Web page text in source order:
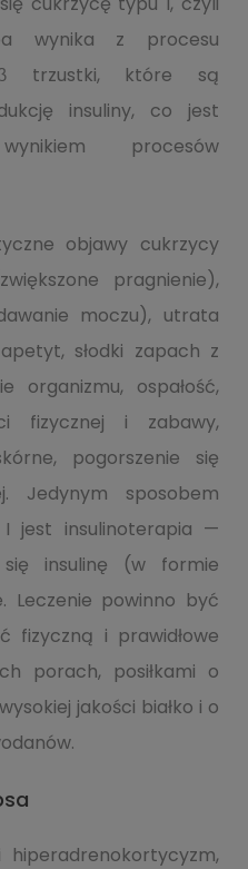
wynika z procesu
β trzustki, które są
insuliny, co jest
procesów
objawy cukrzycy
pragnienie),
moczu), utrata
słodki zapach z
organizmu, ospałość,
fizycznej i zabawy,
pogorszenie się
Jedynym sposobem
jest insulinoterapia —
insulinę (w formie
Leczenie powinno być
fizyczną i prawidłowe
porach, posiłkami o
jakości białko i o